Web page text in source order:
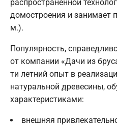
распространенной
домостроения и занимает
м.).
Популярность,
от компании «Дачи из
ти летний опыт в
натуральной древесины,
характеристиками:
внешняя